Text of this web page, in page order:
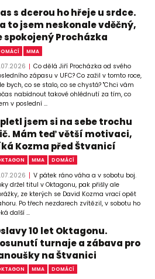
s dcerou ho hřeje u srdce.
to jsem neskonale vděčný,
spokojený Procházka
MMA
Co dělá Jiří Procházka od svého
zápasu v UFC? Co zažil v tomto roce,
bych, co se stalo, co se chystá? "Chci vám
nabídnout takové ohlédnutí za tím, co
v poslední ...
jsem si na sebe trochu
Mám teď větší motivaci,
Kozma před Štvanicí
MMA DOMÁCÍ
V pátek ráno váha a v sobotu boj.
držel titul v Oktagonu, pak přišly ale
ze kterých se David Kozma vrací opět
Po třech nezdarech zvítězil, v sobotu ho
další ...
10 let Oktagonu.
turnaje a zábava pro
na Štvanici
MMA DOMÁCÍ